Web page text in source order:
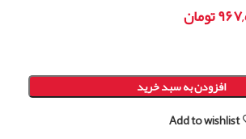
تومان
افزودن به سبد خرید
Add to wishlist